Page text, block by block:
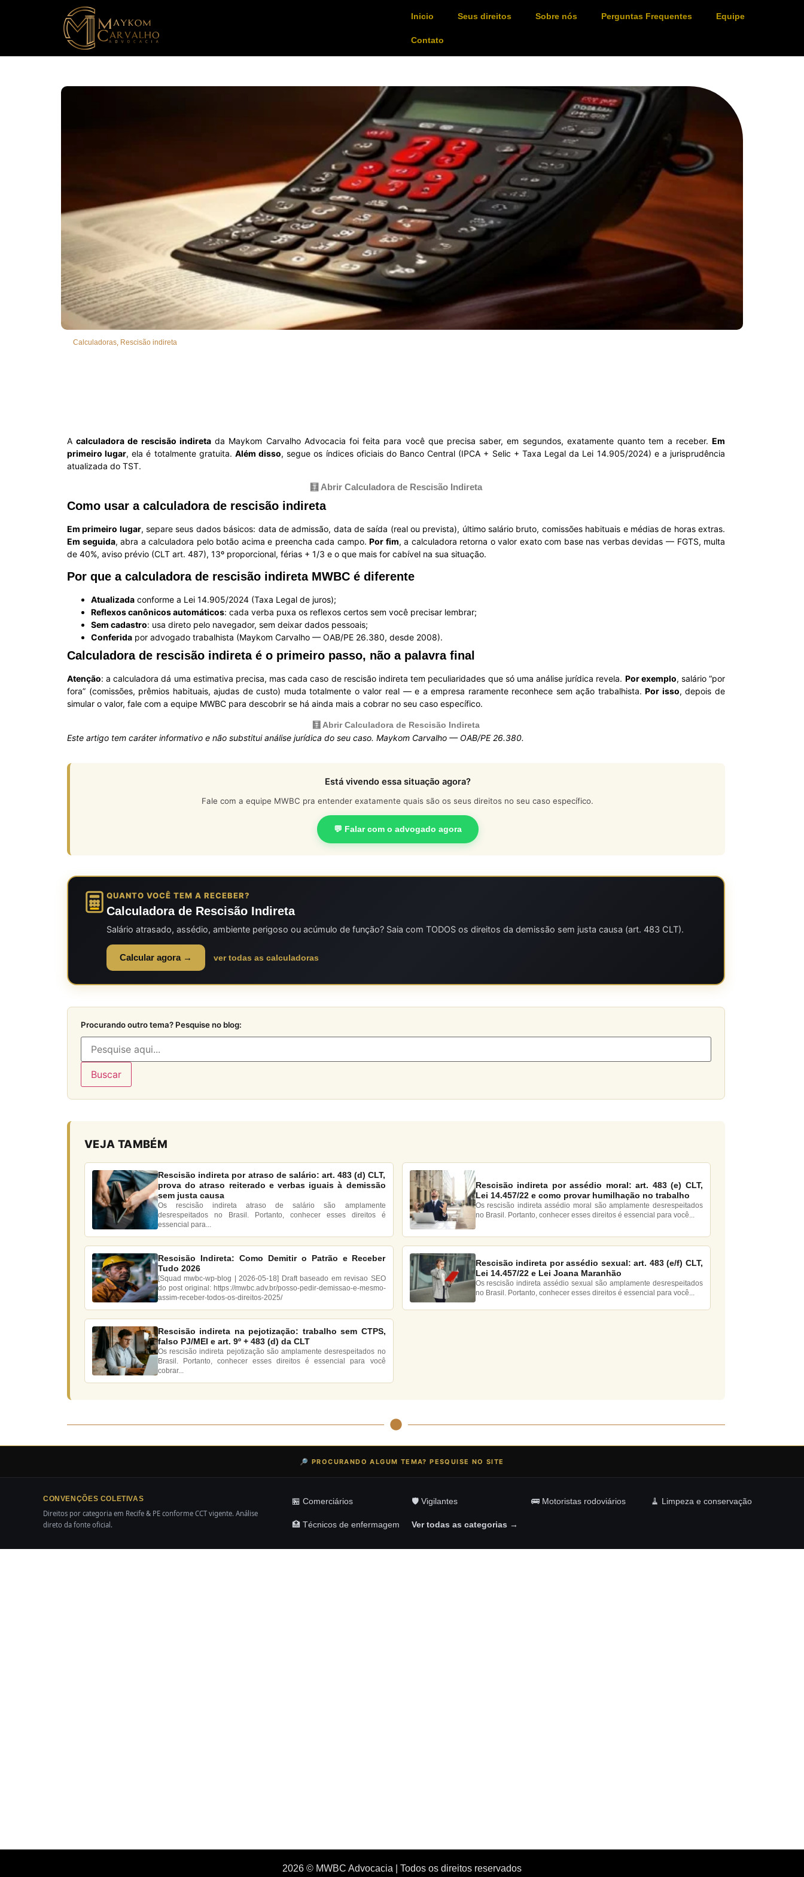
Inicio Seus direitos Sobre nós Perguntas Frequentes Equipe
Contato
Calculadoras, Rescisão indireta
Acalculadora de rescisão indiretada Maykom Carvalho Advocacia foi feita para você que precisa saber, em segundos, exatamente quanto tem a receber.Em
primeiro lugar, ela é totalmente gratuita. Além disso, segue os índices oficiais do Banco Central (IPCA + Selic + Taxa Legal da Lei 14.905/2024) e a jurisprudência
atualizada do TST.
🧮 Abrir Calculadora de Rescisão Indireta
Como usar a calculadora de rescisão indireta
Em primeiro lugar, separe seus dados básicos: data de admissão, data de saída (real ou prevista), último salário bruto, comissões habituais e médias de horas extras.
Em seguida, abra a calculadora pelo botão acima e preencha cada campo.Por fim, a calculadora retorna o valor exato com base nas verbas devidas — FGTS, multa
de 40%, aviso prévio (CLT art. 487), 13º proporcional, férias + 1/3 e o que mais for cabível na sua situação.
Por que a calculadora de rescisão indireta MWBC é diferente
Atualizada conforme a Lei 14.905/2024 (Taxa Legal de juros);
Reflexos canônicos automáticos: cada verba puxa os reflexos certos sem você precisar lembrar;
Sem cadastro: usa direto pelo navegador, sem deixar dados pessoais;
Conferida por advogado trabalhista (Maykom Carvalho — OAB/PE 26.380, desde 2008).
Calculadora de rescisão indireta é o primeiro passo, não a palavra final
Atenção: a calculadora dá uma estimativa precisa, mas cada caso de rescisão indireta tem peculiaridades que só uma análise jurídica revela. Por exemplo, salário “por
fora” (comissões, prêmios habituais, ajudas de custo) muda totalmente o valor real — e a empresa raramente reconhece sem ação trabalhista.Por isso, depois de
simular o valor, fale com a equipe MWBC para descobrir se há ainda mais a cobrar no seu caso específico.
🧮 Abrir Calculadora de Rescisão Indireta
Este artigo tem caráter informativo e não substitui análise jurídica do seu caso. Maykom Carvalho — OAB/PE 26.380.
Está vivendo essa situação agora?
Fale com a equipe MWBC pra entender exatamente quais são os seus direitos no seu caso específico.
💬 Falar com o advogado agora
QUANTO VOCÊ TEM A RECEBER?
Calculadora de Rescisão Indireta
Salário atrasado, assédio, ambiente perigoso ou acúmulo de função? Saia com TODOS os direitos da demissão sem justa causa (art. 483 CLT).
Calcular agora → ver todas as calculadoras
Procurando outro tema? Pesquise no blog:
Buscar
VEJA TAMBÉM
Rescisão indireta por atraso de salário: art. 483 (d) CLT,
prova do atraso reiterado e verbas iguais à demissão
sem justa causa
Os rescisão indireta atraso de salário são amplamente
desrespeitados no Brasil. Portanto, conhecer esses direitos é
essencial para...
Rescisão indireta por assédio moral: art. 483 (e) CLT,
Lei 14.457/22 e como provar humilhação no trabalho
Os rescisão indireta assédio moral são amplamente desrespeitados
no Brasil. Portanto, conhecer esses direitos é essencial para você...
Rescisão Indireta: Como Demitir o Patrão e Receber
Tudo 2026
[Squad mwbc-wp-blog | 2026-05-18] Draft baseado em revisao SEO
do post original: https://mwbc.adv.br/posso-pedir-demissao-e-mesmo-
assim-receber-todos-os-direitos-2025/
Rescisão indireta por assédio sexual: art. 483 (e/f) CLT,
Lei 14.457/22 e Lei Joana Maranhão
Os rescisão indireta assédio sexual são amplamente desrespeitados
no Brasil. Portanto, conhecer esses direitos é essencial para você...
Rescisão indireta na pejotização: trabalho sem CTPS,
falso PJ/MEI e art. 9º + 483 (d) da CLT
Os rescisão indireta pejotização são amplamente desrespeitados no
Brasil. Portanto, conhecer esses direitos é essencial para você
cobrar...
🔎 PROCURANDO ALGUM TEMA? PESQUISE NO SITE
CONVENÇÕES COLETIVAS
Direitos por categoria em Recife & PE conforme CCT vigente. Análise
direto da fonte oficial.
🏪 Comerciários 🛡️ Vigilantes 🚌 Motoristas rodoviários 🧹 Limpeza e conservação
🏥 Técnicos de enfermagem Ver todas as categorias →
2026 © MWBC Advocacia | Todos os direitos reservados